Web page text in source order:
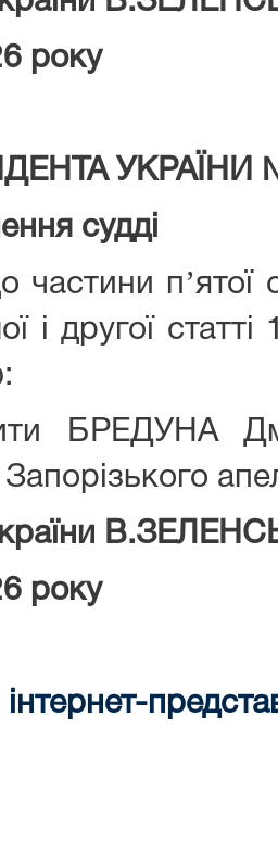
року
УКРАЇНИ
судді
частини пʼятої
і другої статті
БРЕДУНА
року